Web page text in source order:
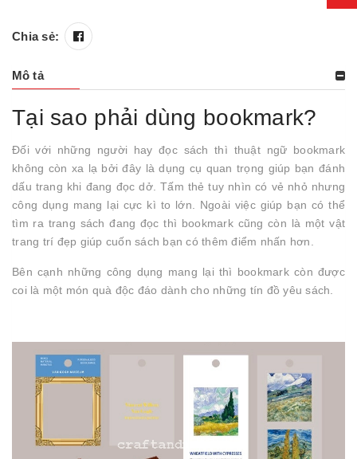
Chia sẻ:
Mô tả
Tại sao phải dùng bookmark?
Đối với những người hay đọc sách thì thuật ngữ bookmark
không còn xa lạ bởi đây là dụng cụ quan trọng giúp bạn đánh
dấu trang khi đang đọc dở. Tấm thẻ tuy nhìn có vẻ nhỏ nhưng
công dụng mang lại cực kì to lớn. Ngoài việc giúp bạn có thể
tìm ra trang sách đang đọc thì bookmark cũng còn là một vật
trang trí đẹp giúp cuốn sách bạn có thêm điểm nhấn hơn.
Bên cạnh những công dụng mang lại thì bookmark còn được
coi là một món quà độc đáo dành cho những tín đồ yêu sách.